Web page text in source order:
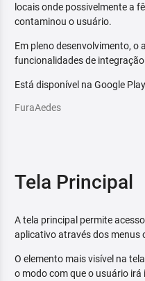
locais onde possivelmente a
contaminou o usuário.
Em pleno desenvolvimento,
funcionalidades de
Está disponível na Google
FuraAedes
Tela Principal
A tela principal permite
aplicativo através dos menus
O elemento mais visível na
o modo com que o usuário